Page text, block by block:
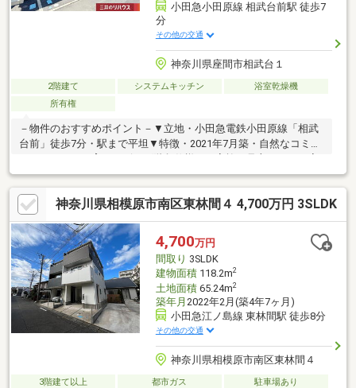
小田急小田原線 相武台前駅 徒歩7
分
その他の交通
神奈川県座間市相武台１
2階建て システムキッチン
浴室乾燥機
所有権
－物件のおすすめポイント－▼立地・小田急電鉄小田原線「相武
台前」徒歩7分・駅まで平坦▼特徴・2021年7月築・自然なコミュ
事ができる対面式キッチン・各洋室に収納スペース有・各階にト
イレ有、来客時も気兼ねなく使用可・駐車場有(車種による)▼設
備・浴室乾燥機・TVモニタ付インターホン▼周辺環境・まいばす
けっと座間相武台1丁目店 徒歩3分(約230m)・相武台1丁目公園 徒
歩3分(約180m)■ ご希望の住まい探しをお手伝いします
━━━━━・・・物件の詳細・ご相談はお気軽にお問い合わせく
ださい。
神奈川県相模原市南区東林間４ 4,700万円 3SLDK
4,700万円
間取り 3SLDK
建物面積118.2m2
土地面積65.24m2
築年月 2022年2月(築4年7ヶ月)
小田急江ノ島線 東林間駅 徒歩8分
その他の交通
神奈川県相模原市南区東林間４
3階建て以上 都市ガス
駐車場あり